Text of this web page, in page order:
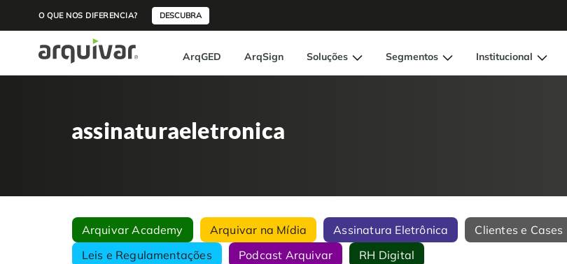
O QUE NOS DIFERENCIA? DESCUBRA
ArqGED ArqSign Soluções Segmentos Institucional
assinaturaeletronica
Arquivar Academy Arquivar na Mídia Assinatura Eletrônica Clientes e Cases
Leis e Regulamentações
Podcast Arquivar RH Digital